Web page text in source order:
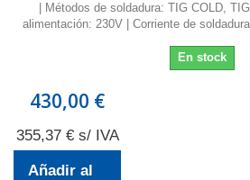
| Métodos de soldadura: TIG COLD,
alimentación: 230V | Corriente de
En stock
430,00 €
355,37 € s/ IVA
Añadir al